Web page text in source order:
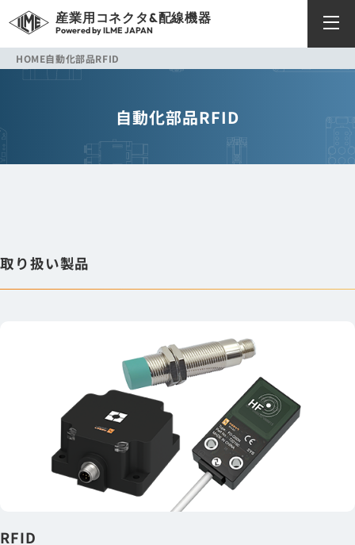
産業用コネクタ&配線機器
Powered by ILME JAPAN
HOME自動化部品RFID
自動化部品RFID
取り扱い製品
RFID